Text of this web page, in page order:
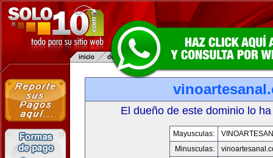
El dueño de este dominio lo
Mayusculas:
Minusculas: